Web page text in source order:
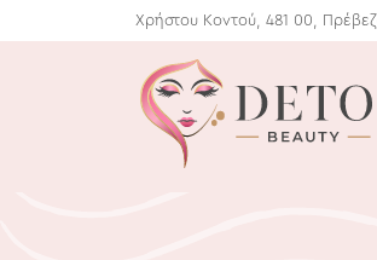
Χρήστου Κοντού, 481 00,